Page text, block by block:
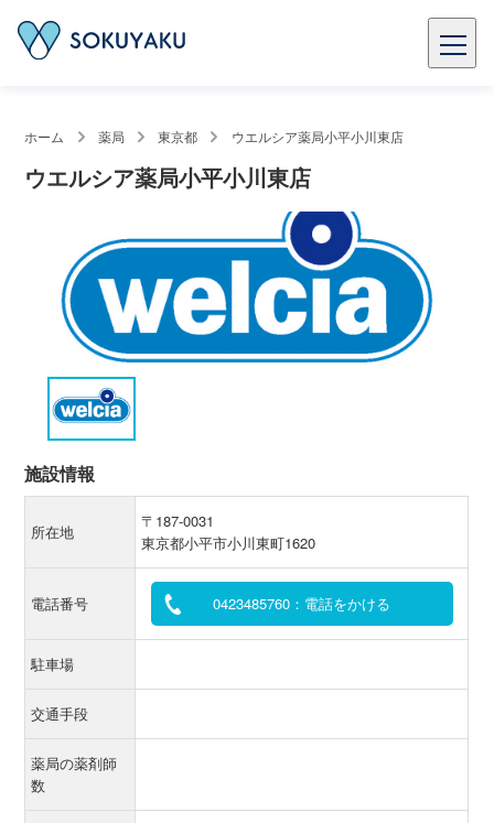
ホーム 薬局 東京都 ウエルシア薬局小平小川東店
ウエルシア薬局小平小川東店
施設情報
所在地
〒187-0031
東京都小平市小川東町1620
電話番号 0423485760：電話をかける
駐車場
交通手段
薬局の薬剤師
数